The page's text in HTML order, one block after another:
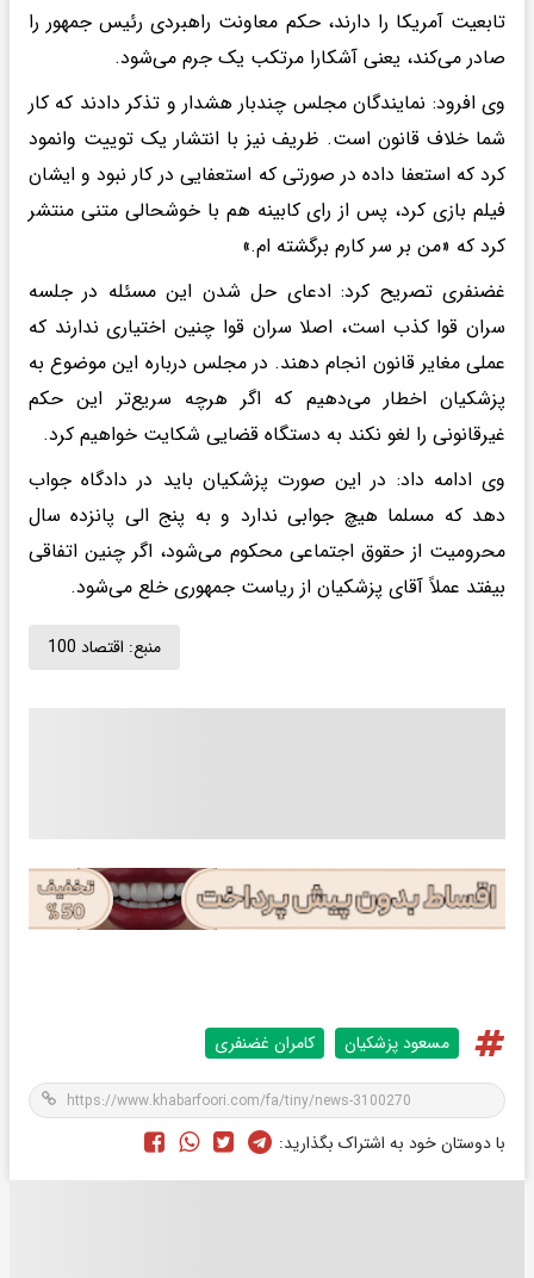
تابعیت آمریکا را دارند، حکم معاونت راهبردی رئیس جمهور را
صادر می‌کند، یعنی آشکارا مرتکب یک جرم می‌شود.
وی افرود: نمایندگان مجلس چندبار هشدار و تذکر دادند که کار
شما خلاف قانون است. ظریف نیز با انتشار یک توییت وانمود
کرد که استعفا داده در صورتی که استعفایی در کار نبود و ایشان
فیلم بازی کرد، پس از رای کابینه هم با خوشحالی متنی منتشر
کرد که «من بر سر کارم برگشته ام.»
غضنفری تصریح کرد: ادعای حل شدن این مسئله در جلسه
سران قوا کذب است، اصلا سران قوا چنین اختیاری ندارند که
عملی مغایر قانون انجام دهند. در مجلس درباره این موضوع به
پزشکیان اخطار می‌دهیم که اگر هرچه سریع‌تر این حکم
غیرقانونی را لغو نکند به دستگاه قضایی شکایت خواهیم کرد.
وی ادامه داد: در این صورت پزشکیان باید در دادگاه جواب
دهد که مسلما هیچ جوابی ندارد و به پنج الی پانزده سال
محرومیت از حقوق اجتماعی محکوم می‌شود، اگر چنین اتفاقی
بیفتد عملاً آقای پزشکیان از ریاست جمهوری خلع می‌شود.
منبع: اقتصاد 100
مسعود پزشکیان کامران غضنفری
با دوستان خود به اشتراک بگذارید: